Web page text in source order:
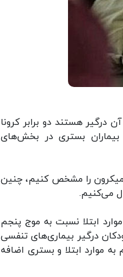
درگیر هستند دو برابر کرونا
بیماران بستری در بخش‌های
امیکرون را مشخص کنیم، چنین
می‌کنیم.
ابتلا نسبت به موج پنجم
درگیر بیماری‌های تنفسی
به موارد ابتلا و بستری اضافه